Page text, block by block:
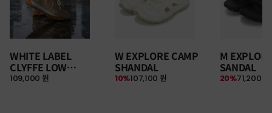
WHITE LABEL
CLYFFE LOW
SNEAKERS
109,000 원
W EXPLORE CAMP
SHANDAL
107,100 원
10%
M
SANDAL
71,200 원
20%